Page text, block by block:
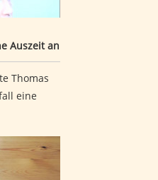
Auszeit an
Thomas
eine
Mord verworfen